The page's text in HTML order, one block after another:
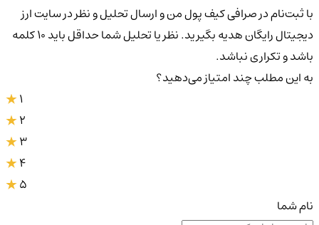
با ثبت‌نام در صرافی کیف پول من و ارسال تحلیل و نظر در سایت ارز
دیجیتال رایگان هدیه بگیرید. نظر یا تحلیل شما حداقل باید ۱۰ کلمه
باشد و تکراری نباشد.
به این مطلب چند امتیاز می‌دهید؟
3
4
5
نام شما